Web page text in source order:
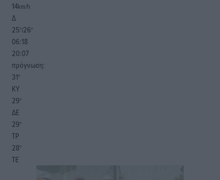
14km/h
Δ
25°/26°
06:18
20:07
πρόγνωση:
31°
ΚΥ
29°
ΔΕ
29°
ΤΡ
28°
ΤΕ